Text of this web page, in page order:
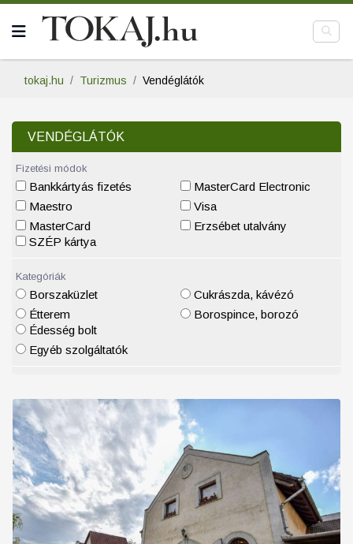
tokaj.hu Turizmus Vendéglátók
VENDÉGLÁTÓK
Fizetési módok
Bankkártyás fizetés
Maestro
MasterCard
MasterCard Electronic
Visa
Erzsébet utalvány
SZÉP kártya
Kategóriák
Borszaküzlet
Étterem
Cukrászda, kávézó
Borospince, borozó
Édesség bolt
Egyéb szolgáltatók